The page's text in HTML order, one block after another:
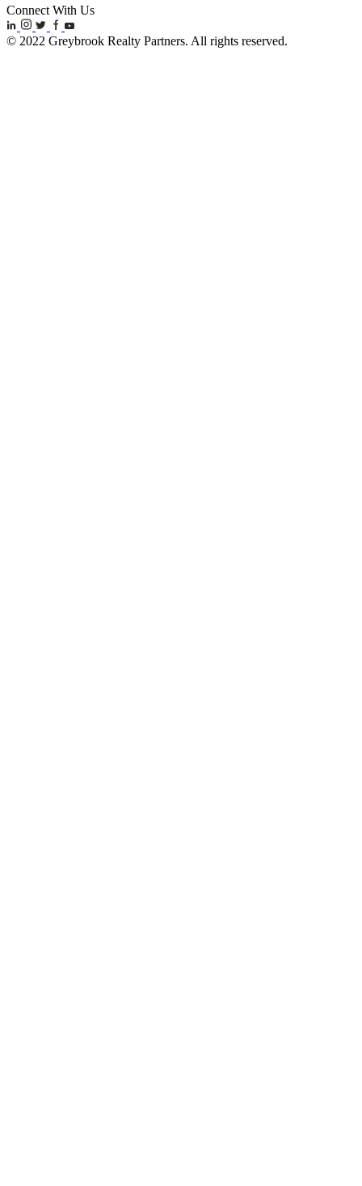
Connect With Us
© 2022 Greybrook Realty Partners. All rights reserved.